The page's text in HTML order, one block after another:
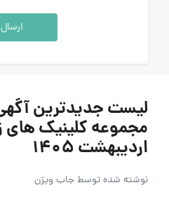
ارسال
لیست جدیدترین
اردیبهشت ۱۴۰۵
نوشته شده توسطجاب ویژن